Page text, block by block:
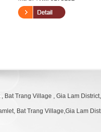
Trang Village , Gia Lam
Bat Trang Village,Gia Lam